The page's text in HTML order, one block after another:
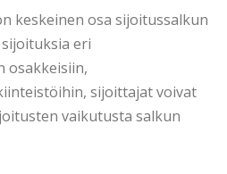
keskeinen osa sijoitussalkun
eri
osakkeisiin,
sijoittajat voivat
vaikutusta salkun